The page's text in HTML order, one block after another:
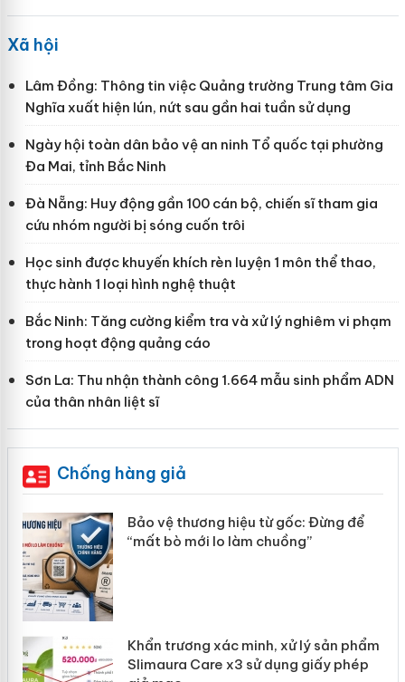
Xã hội
Lâm Đồng: Thông tin việc Quảng trường Trung tâm Gia
Nghĩa xuất hiện lún, nứt sau gần hai tuần sử dụng
Ngày hội toàn dân bảo vệ an ninh Tổ quốc tại phường
Đa Mai, tỉnh Bắc Ninh
Đà Nẵng: Huy động gần 100 cán bộ, chiến sĩ tham gia
cứu nhóm người bị sóng cuốn trôi
Học sinh được khuyến khích rèn luyện 1 môn thể thao,
thực hành 1 loại hình nghệ thuật
Bắc Ninh: Tăng cường kiểm tra và xử lý nghiêm vi phạm
trong hoạt động quảng cáo
Sơn La: Thu nhận thành công 1.664 mẫu sinh phẩm ADN
của thân nhân liệt sĩ
Chống hàng giả
Bảo vệ thương hiệu từ gốc: Đừng để
“mất bò mới lo làm chuồng”
Khẩn trương xác minh, xử lý sản phẩm
Slimaura Care x3 sử dụng giấy phép